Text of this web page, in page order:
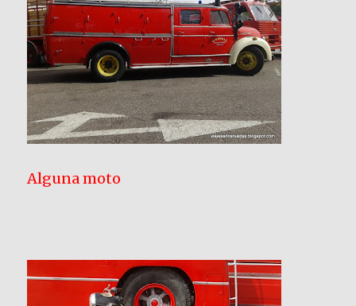
Alguna moto